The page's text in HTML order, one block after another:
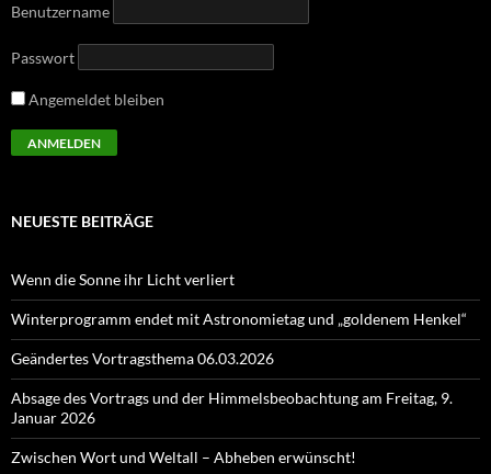
Benutzername
Passwort
Angemeldet bleiben
NEUESTE BEITRÄGE
Wenn die Sonne ihr Licht verliert
Winterprogramm endet mit Astronomietag und „goldenem Henkel“
Geändertes Vortragsthema 06.03.2026
Absage des Vortrags und der Himmelsbeobachtung am Freitag, 9.
Januar 2026
Zwischen Wort und Weltall – Abheben erwünscht!